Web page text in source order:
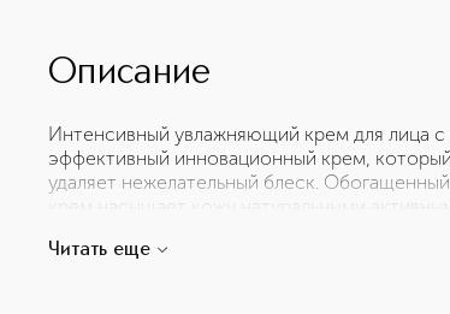
Описание
Интенсивный увлажняющий крем для лица
эффективный инновационный крем,
удаляет нежелательный блеск.
крем насыщает кожу натуральными
изнутри. Витамины А и Е обладают
Читать еще